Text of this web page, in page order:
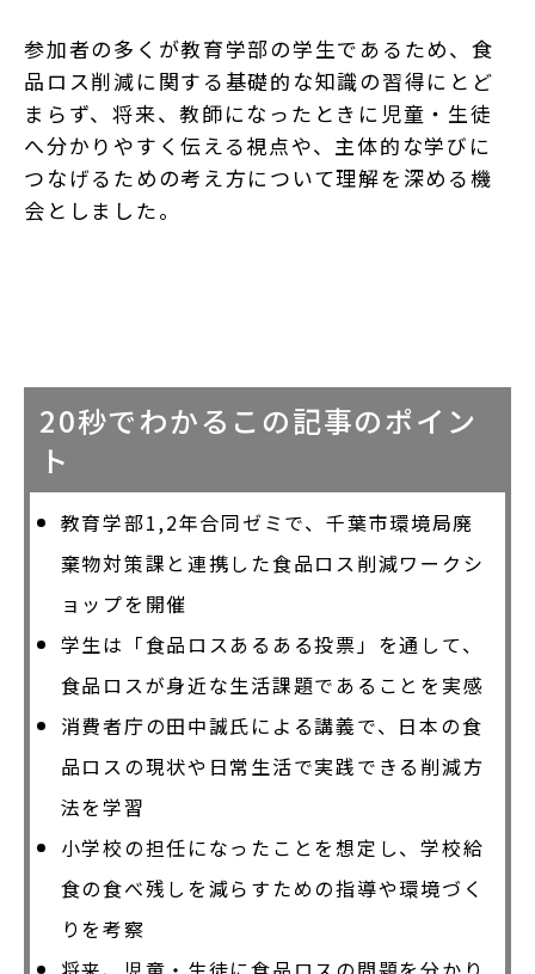
参加者の多くが教育学部の学生であるため、食
品ロス削減に関する基礎的な知識の習得にとど
まらず、将来、教師になったときに児童・生徒
へ分かりやすく伝える視点や、主体的な学びに
つなげるための考え方について理解を深める機
会としました。
20秒でわかるこの記事のポイン
ト
教育学部1,2年合同ゼミで、千葉市環境局廃
棄物対策課と連携した食品ロス削減ワークシ
ョップを開催
学生は「食品ロスあるある投票」を通して、
食品ロスが身近な生活課題であることを実感
消費者庁の田中誠氏による講義で、日本の食
品ロスの現状や日常生活で実践できる削減方
法を学習
小学校の担任になったことを想定し、学校給
食の食べ残しを減らすための指導や環境づく
りを考察